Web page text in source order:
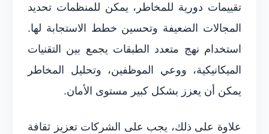
تقييمات دورية للمخاطر، يمكن للمنظمات تحديد
المجالات الضعيفة وتحسين خطط الاستجابة لها.
استخدام نهج متعدد الطبقات يجمع بين التقنيات
الميكانيكية، ووعي الموظفين، وتحليل المخاطر
يمكن أن يعزز بشكل كبير مستوى الأمان.
علاوة على ذلك، يجب على الشركات تعزيز ثقافة